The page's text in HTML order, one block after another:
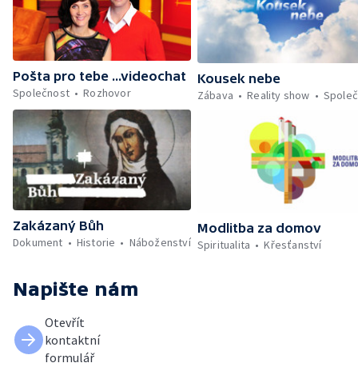
Pošta pro tebe ...videochat
Společnost
Rozhovor
Kousek nebe
Zábava
Reality show
Zakázaný Bůh
Dokument
Historie Náboženství
Modlitba za domov
Spiritualita
Křesťanství
Napište nám
Otevřít
kontaktní
formulář